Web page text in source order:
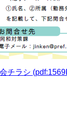
チラシ